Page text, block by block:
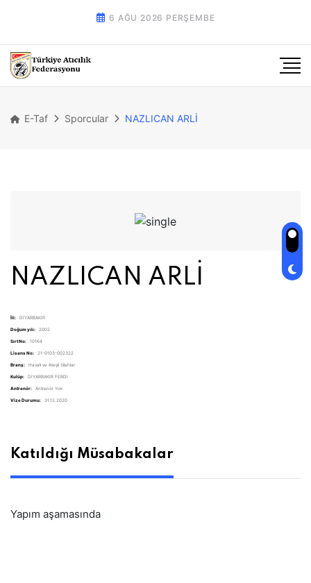
6 AĞU 2026 PERŞEMBE
E-Taf Sporcular NAZLICAN ARLİ
NAZLICAN ARLİ
İli: DİYARBAKIR
Doğum yılı: 2002
Sırt No: 10164
Lisans No: 21-0103-002322
Branş: Havalı ve Ateşli Silahlar
Kulüp: DİYARBAKIR FERDİ
Antrenör: Antrenör Yok
Vize Durumu: 31.12.2020
Katıldığı Müsabakalar
Yapım aşamasında